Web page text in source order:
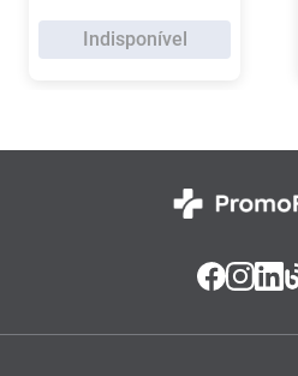
Indisponível